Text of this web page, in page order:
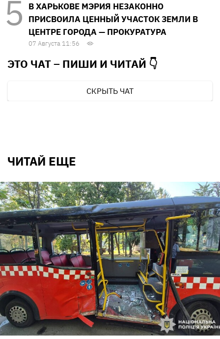
В ХАРЬКОВЕ МЭРИЯ НЕЗАКОННО
ПРИСВОИЛА ЦЕННЫЙ УЧАСТОК ЗЕМЛИ В
ЦЕНТРЕ ГОРОДА — ПРОКУРАТУРА
07 Августа 11:56
ЭТО ЧАТ – ПИШИ И ЧИТАЙ 👇
СКРЫТЬ ЧАТ
ЧИТАЙ ЕЩЕ